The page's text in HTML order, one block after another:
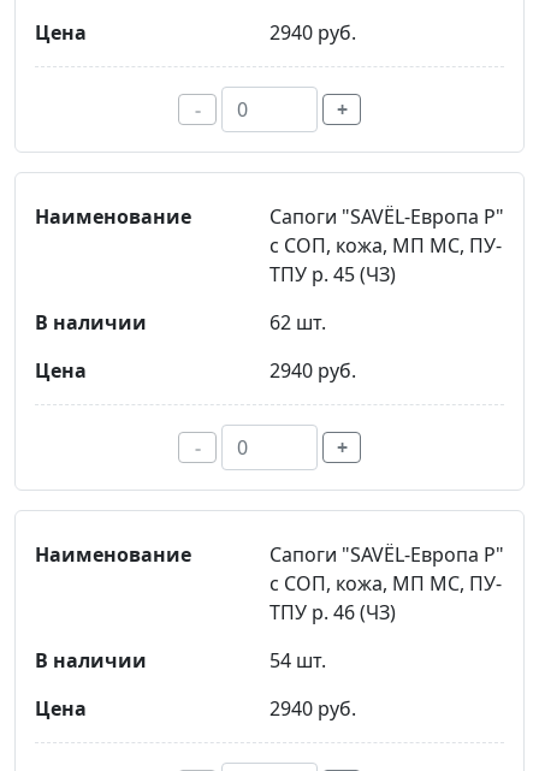
2940 руб.
- +
Сапоги "SAVЁL-Европа Р"
с СОП, кожа, МП МС, ПУ-
ТПУ р. 45 (ЧЗ)
62 шт.
2940 руб.
- +
Сапоги "SAVЁL-Европа Р"
с СОП, кожа, МП МС, ПУ-
ТПУ р. 46 (ЧЗ)
54 шт.
2940 руб.